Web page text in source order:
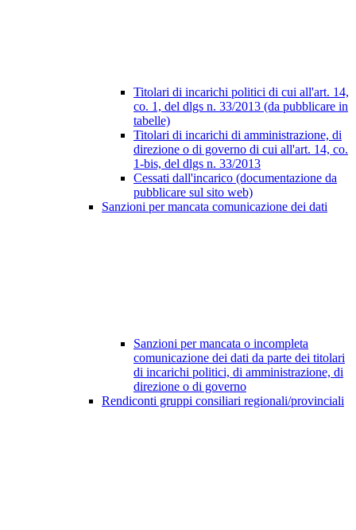
Titolari di incarichi politici di cui all'art. 14,
co. 1, del dlgs n. 33/2013 (da pubblicare in
tabelle)
Titolari di incarichi di amministrazione, di
direzione o di governo di cui all'art. 14, co.
1-bis, del dlgs n. 33/2013
Cessati dall'incarico (documentazione da
pubblicare sul sito web)
Sanzioni per mancata comunicazione dei dati
Sanzioni per mancata o incompleta
comunicazione dei dati da parte dei titolari
di incarichi politici, di amministrazione, di
direzione o di governo
Rendiconti gruppi consiliari regionali/provinciali